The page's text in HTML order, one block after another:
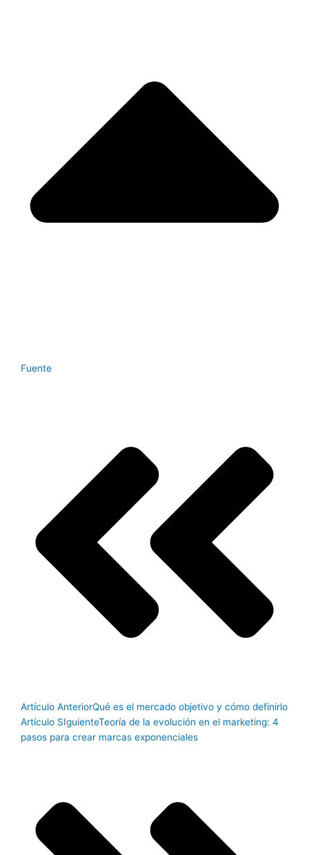
Fuente
Artículo AnteriorQué es el mercado objetivo y cómo definirlo
Artículo SIguienteTeoría de la evolución en el marketing: 4
pasos para crear marcas exponenciales